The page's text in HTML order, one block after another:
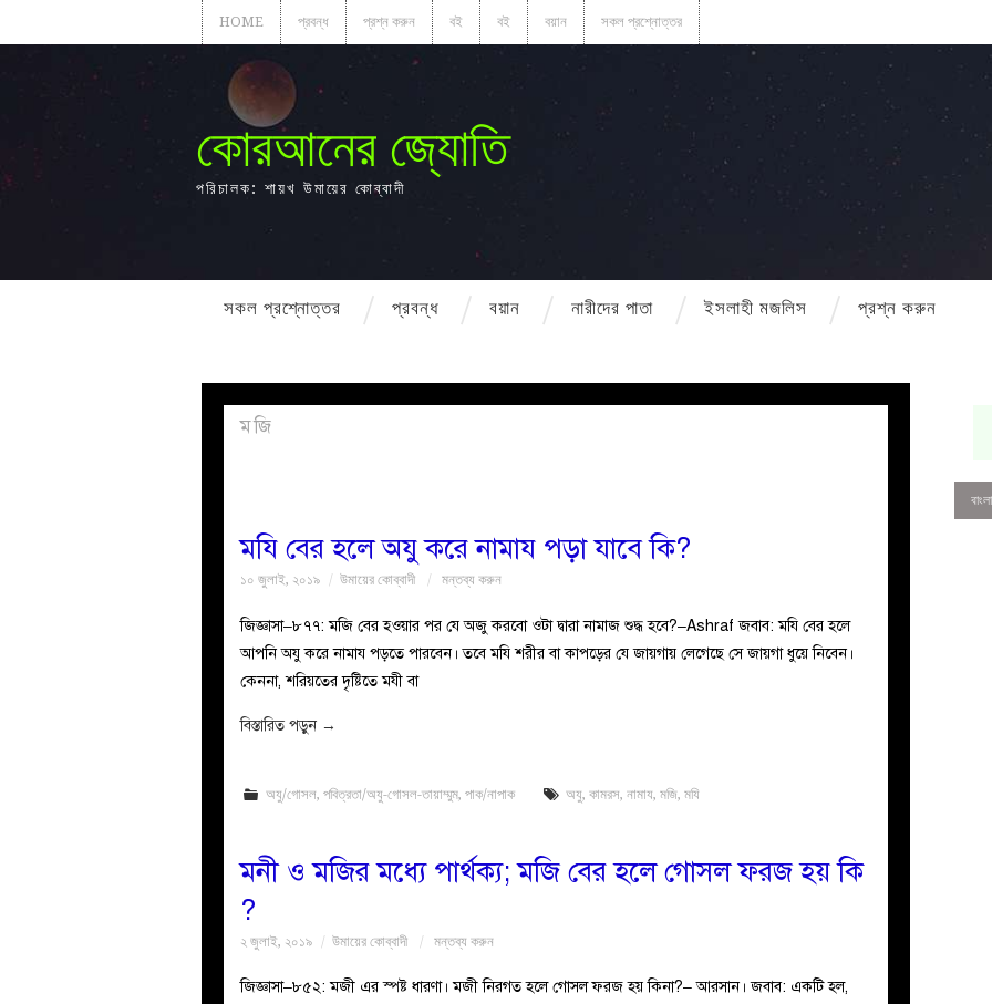
HOME প্রবন্ধ প্রশ্ন করুন বই বই বয়ান সকল প্রশ্নোত্তর
কোরআনের জ্যোতি
পরিচালক: শায়খ উমায়ের কোব্বাদী
সকল প্রশ্নোত্তর প্রবন্ধ বয়ান নারীদের পাতা ইসলাহী মজলিস প্রশ্ন করুন
মজি
মযি বের হলে অযু করে নামায পড়া যাবে কি?
১০ জুলাই, ২০১৯ উমায়ের কোব্বাদী মন্তব্য করুন
জিজ্ঞাসা–৮৭৭: মজি বের হওয়ার পর যে অজু করবো ওটা দ্বারা নামাজ শুদ্ধ হবে?–Ashraf জবাব: মযি বের হলে
আপনি অযু করে নামায পড়তে পারবেন। তবে মযি শরীর বা কাপড়ের যে জায়গায় লেগেছে সে জায়গা ধুয়ে নিবেন।
কেননা, শরিয়তের দৃষ্টিতে মযী বা
বিস্তারিত পড়ুন →
অযু/গোসল,পবিত্রতা/অযু-গোসল-তায়াম্মুম,পাক/নাপাক অযু,কামরস,নামায,মজি,মযি
মনী ও মজির মধ্যে পার্থক্য; মজি বের হলে গোসল ফরজ হয় কি
?
২ জুলাই, ২০১৯ উমায়ের কোব্বাদী মন্তব্য করুন
জিজ্ঞাসা–৮৫২: মজী এর স্পষ্ট ধারণা। মজী নিরগত হলে গোসল ফরজ হয় কিনা?– আরসান। জবাব: একটি হল,